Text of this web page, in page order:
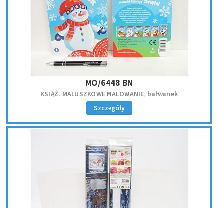
MO/6448 BN
KSIĄŻ. MALUSZKOWE MALOWANIE, bałwanek
Szczegóły